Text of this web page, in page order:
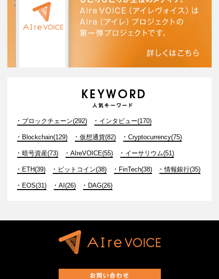
ブロックチェーン(292) インタビュー(170)
Blockchain(129) 仮想通貨(82) Cryptocurrency(75)
暗号資産(73) AIreVOICE(55) イーサリウム(51)
ETH(39) ビットコイン(38) FinTech(38) 情報銀行(35)
EOS(31) AI(26) DAG(26)